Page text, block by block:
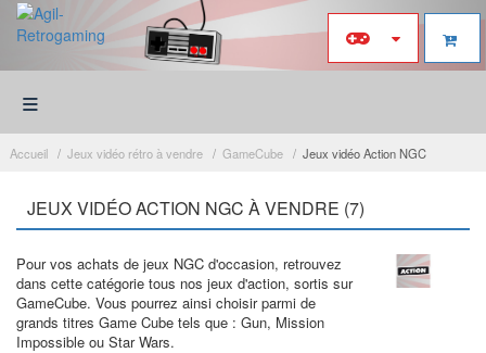
≡
Accueil Jeux vidéo rétro à vendre GameCube Jeux vidéo Action NGC
JEUX VIDÉO ACTION NGC À VENDRE (7)
Pour vos achats de jeux NGC d'occasion, retrouvez
dans cette catégorie tous nos jeux d'action, sortis sur
GameCube. Vous pourrez ainsi choisir parmi de
grands titres Game Cube tels que : Gun, Mission
Impossible ou Star Wars.